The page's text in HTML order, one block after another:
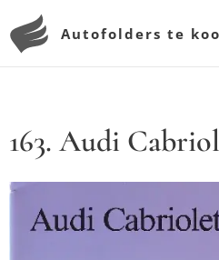
Autofolders te
163. Audi